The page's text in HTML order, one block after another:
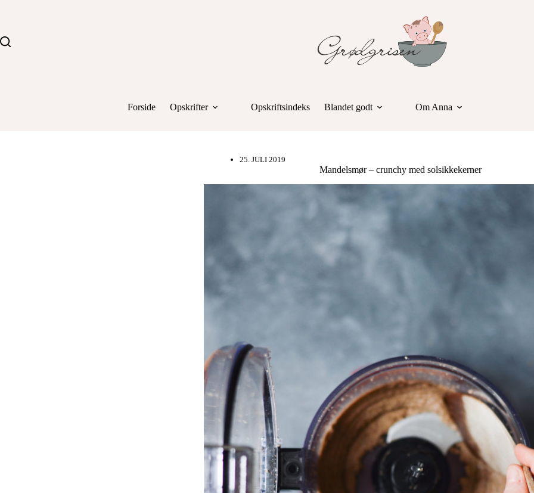
Forside Opskrifter Opskriftsindeks Blandet godt Om Anna
25. JULI 2019
Mandelsmør – crunchy med solsikkekerner